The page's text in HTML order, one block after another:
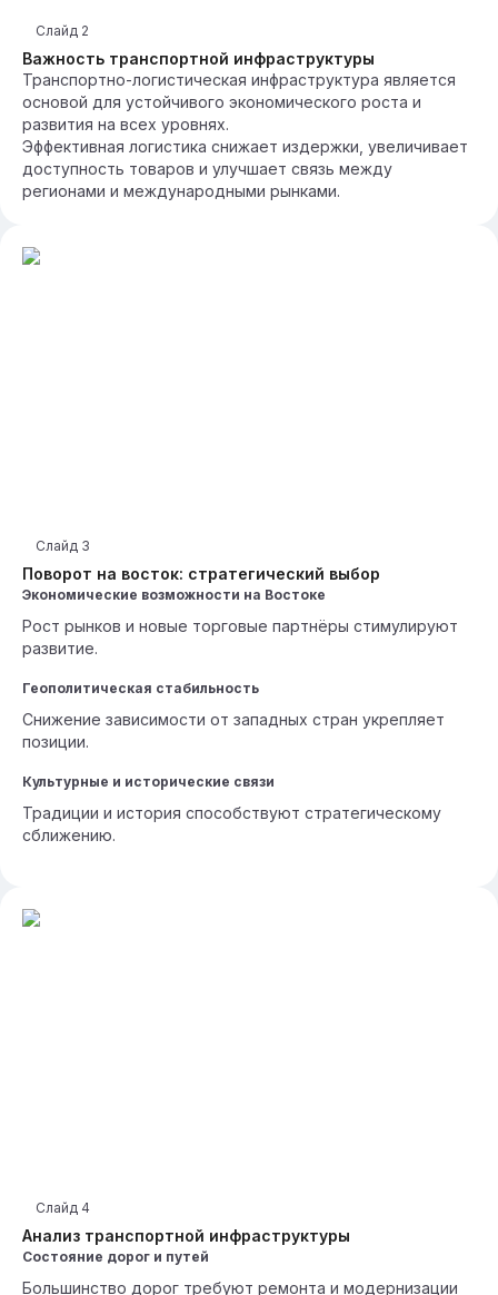
Важность транспортной инфраструктуры
Слайд 2
Транспортно-логистическая инфраструктура является
основой для устойчивого экономического роста и
развития на всех уровнях.
Эффективная логистика снижает издержки, увеличивает
доступность товаров и улучшает связь между
регионами и международными рынками.
Поворот на восток: стратегический выбор
Слайд 3
Экономические возможности на Востоке
Рост рынков и новые торговые партнёры стимулируют
развитие.
Геополитическая стабильность
Снижение зависимости от западных стран укрепляет
позиции.
Культурные и исторические связи
Традиции и история способствуют стратегическому
сближению.
Анализ транспортной инфраструктуры
Слайд 4
Состояние дорог и путей
Большинство дорог требуют ремонта и модернизации